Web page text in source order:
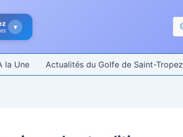
▾
la Une Actualités du Golfe de Saint-Tropez